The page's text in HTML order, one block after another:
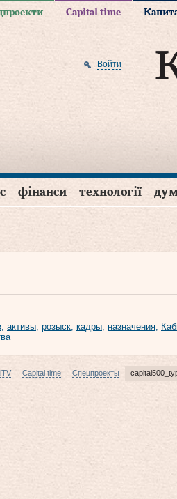
Capital time
Войти
фінанси технології
, активы, розыск, кадры, назначения,
Capital time Спецпроекты